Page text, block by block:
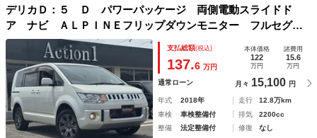
デリカＤ：５ Ｄ パワーパッケージ 両側電動スライドド
ア ナビ ＡＬＰＩＮＥフリップダウンモニター フルセグＴ
Ｖ Ｂｌｕｅｔｏｏｔｈオーディオ バックカメラ ビルトイ
ンＥＴＣ クルーズコントロール シートヒーター 後期型純
正１８ｉｎＡＷ
支払総額(税込)
137.6 万円
本体価格
122
万円
諸費用
15.6
万円
通常ローン 月々 15,100 円
年式 2018年 走行
12.8万km
車検
車検整備付 排気
2200cc
整備
法定整備付 修復
なし